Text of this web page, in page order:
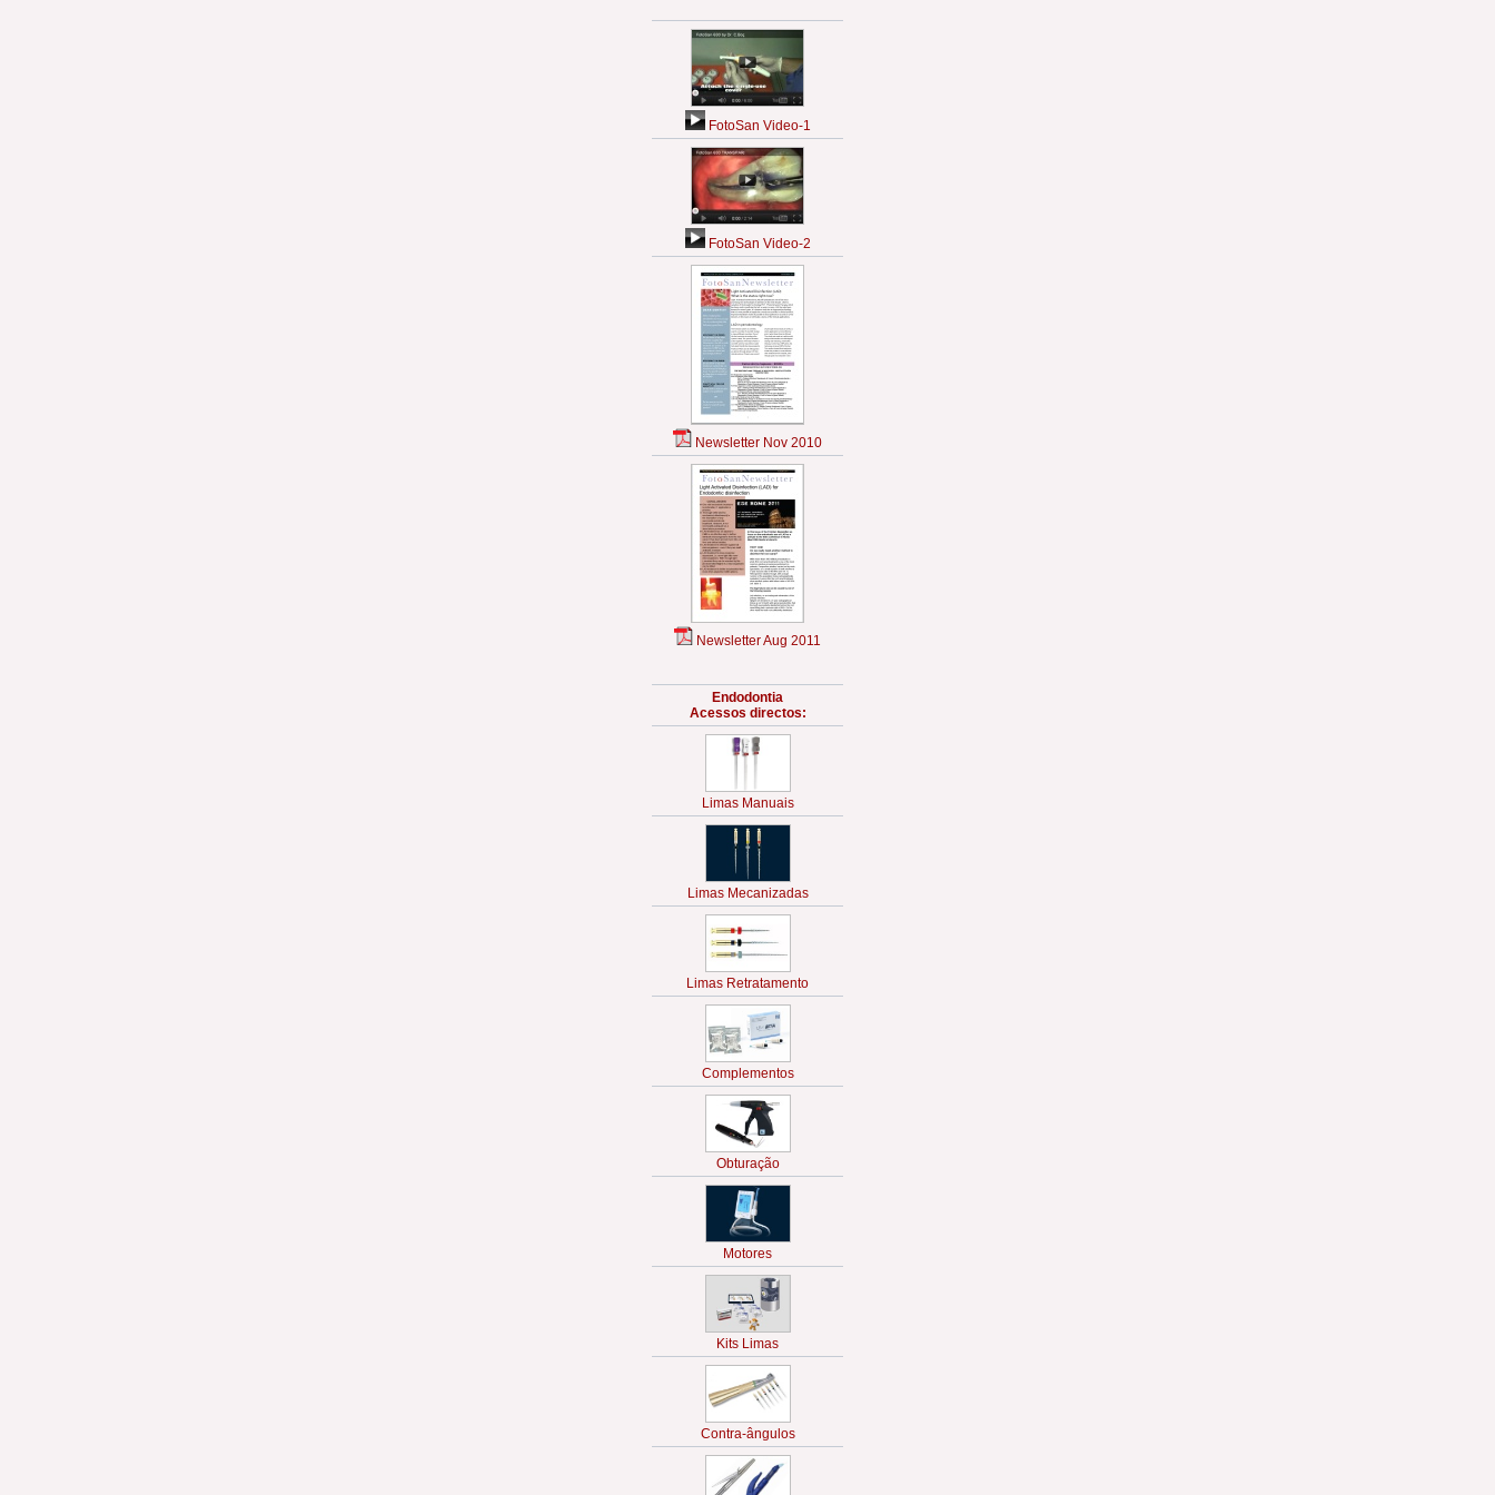
FotoSan Video-1
FotoSan Video-2
Newsletter Nov 2010
Newsletter Aug 2011
Endodontia
Acessos directos:
Limas Manuais
Limas Mecanizadas
Limas Retratamento
Complementos
Obturação
Motores
Kits Limas
Contra-ângulos